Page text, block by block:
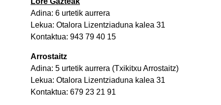
Adina: 6 urtetik aurrera
Lekua: Otalora Lizentziaduna kalea 31
Kontaktua: 943 79 40 15
Arrostaitz
Adina: 5 urtetik aurrera (Txikitxu Arrostaitz)
Lekua: Otalora Lizentziaduna kalea 31
Kontaktua: 679 23 21 91